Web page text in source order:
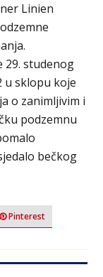
Linien
29. studenog
u sklopu koje
o zanimljivim i
podzemnu
bečkog
Pinterest